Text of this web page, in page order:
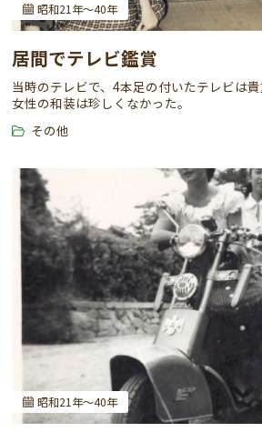
昭和21年～40年
居間でテレビ鑑賞
当時のテレビで、4本足の付いたテレビは
女性の和装は珍しくなかった。
その他
昭和21年～40年